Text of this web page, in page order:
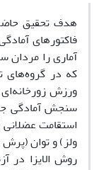
هدف تحقیق
فاکتورهای
سنجش آمادگی
استقامت
ولز) و توان
روش الایزا در